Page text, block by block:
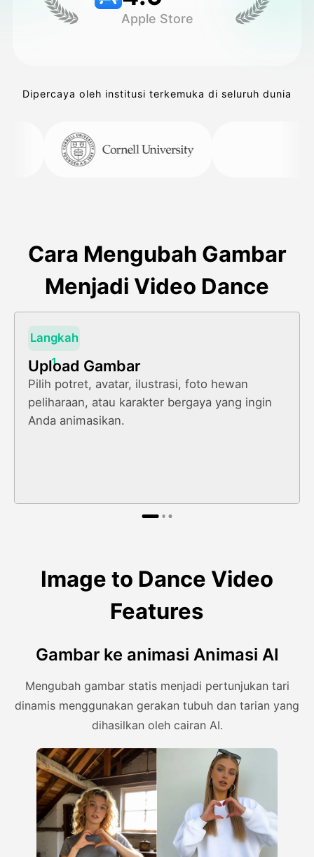
Apple Store
Dipercaya oleh institusi terkemuka di seluruh dunia
Cara Mengubah Gambar
Menjadi Video Dance
Langkah
1
Upload Gambar
Pilih potret, avatar, ilustrasi, foto hewan
peliharaan, atau karakter bergaya yang ingin
Anda animasikan.
Image to Dance Video
Features
Gambar ke animasi Animasi AI
Mengubah gambar statis menjadi pertunjukan tari
dinamis menggunakan gerakan tubuh dan tarian yang
dihasilkan oleh cairan AI.